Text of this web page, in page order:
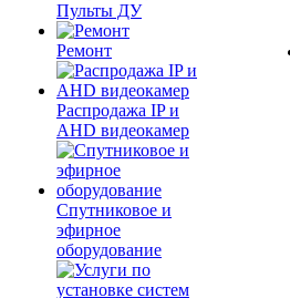
Пульты ДУ
Ремонт
Распродажа IP и
AHD видеокамер
Спутниковое и
эфирное
оборудование